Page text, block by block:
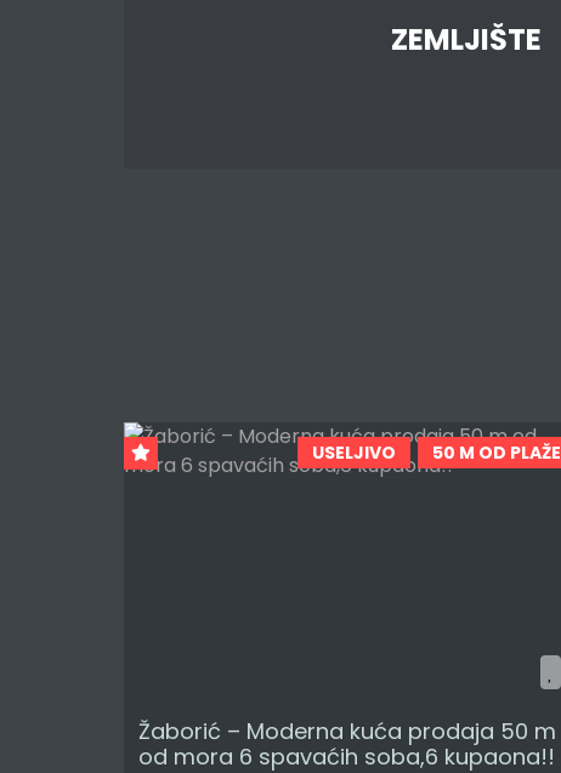
ZEMLJIŠTE
50 M OD PLAŽE
USELJIVO
Žaborić – Moderna kuća prodaja 50 m
od mora 6 spavaćih soba,6 kupaona!!